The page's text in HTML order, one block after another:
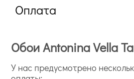
Оплата
Обои Antonina Vella
У нас предусмотрено